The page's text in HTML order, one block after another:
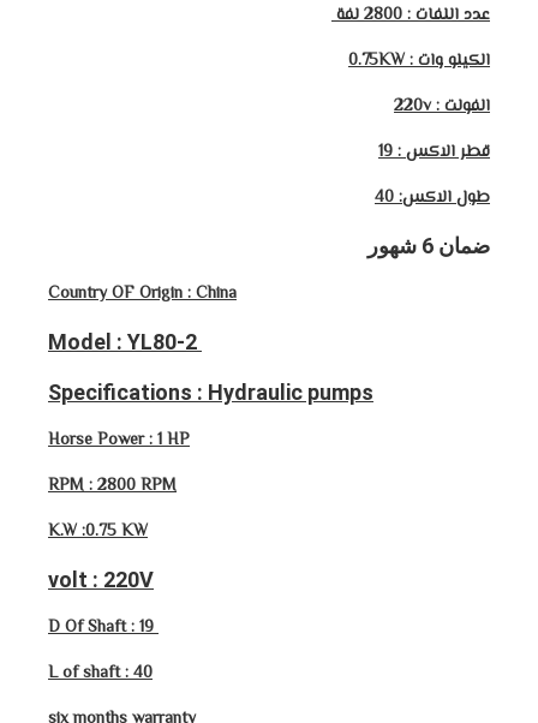
عدد اللفات : 2800 لفة
الكيلو وات : 0.75KW
الفولت : 220v
قطر الاكس : 19
طول الاكس: 40
ضمان 6 شهور
Country OF Origin : China
Specifications : Hydraulic pumps
Horse Power : 1 HP
RPM : 2800 RPM
K.W :0.75 KW
volt : 220V
D Of Shaft : 19
L of shaft : 40